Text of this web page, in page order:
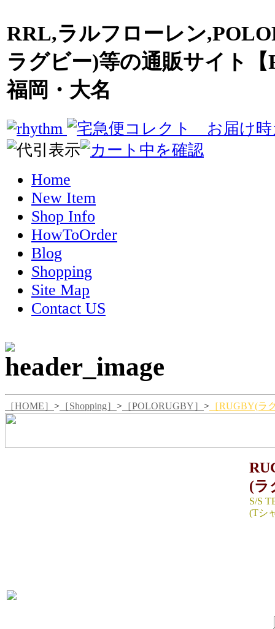
RRL,ラルフローレン
ラグビー)等の通販サイト
福岡・大名
Home
New Item
Shop Info
HowToOrder
Blog
Shopping
Site Map
Contact US
［HOME］ > ［Shopping］ > ［POLORUGBY］ > ［RUGBY(ラ
(ラ
S/S
(Tシ